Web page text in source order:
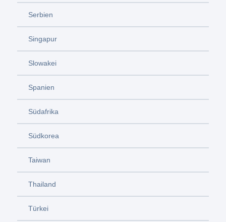
Serbien
Singapur
Slowakei
Spanien
Südafrika
Südkorea
Taiwan
Thailand
Türkei